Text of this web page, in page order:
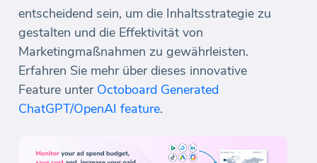
entscheidend sein, um die Inhaltsstrategie zu
gestalten und die Effektivität von
Marketingmaßnahmen zu gewährleisten.
Erfahren Sie mehr über dieses innovative
Feature unter Octoboard Generated
ChatGPT/OpenAI feature.